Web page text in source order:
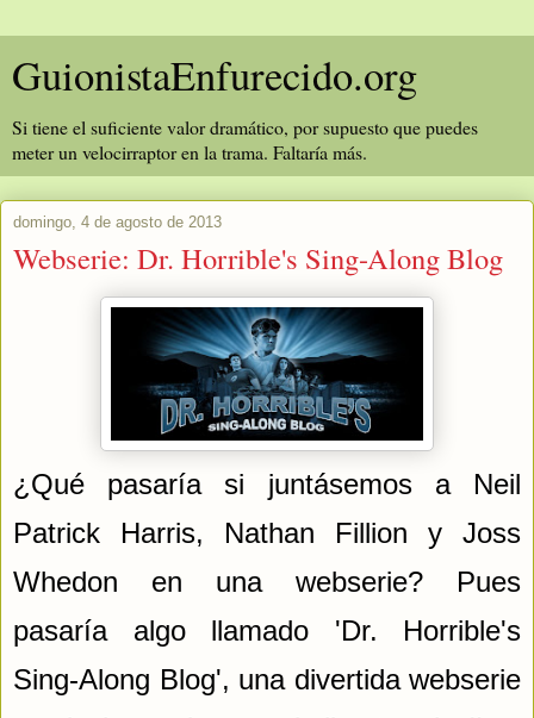
GuionistaEnfurecido.org
Si tiene el suficiente valor dramático, por supuesto que puedes
meter un velocirraptor en la trama. Faltaría más.
domingo, 4 de agosto de 2013
Webserie: Dr. Horrible's Sing-Along Blog
¿Qué pasaría si juntásemos a Neil
Patrick Harris, Nathan Fillion y Joss
Whedon en una webserie? Pues
pasaría algo llamado 'Dr. Horrible's
Sing-Along Blog', una divertida webserie